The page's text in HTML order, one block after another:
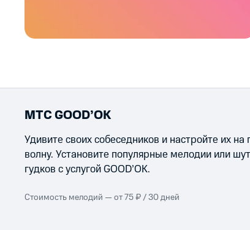
МТС GOOD’OK
Удивите своих собеседников и настройте их
волну. Установите популярные мелодии или
гудков с услугой GOOD’OK.
Стоимость мелодий — от 75 ₽ / 30 дней